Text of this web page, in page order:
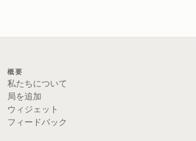
概要
私たちについて
局を追加
ウィジェット
フィードバック